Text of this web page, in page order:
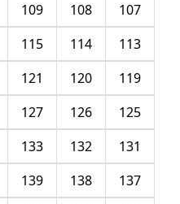
107
108
109
113
114
115
119
120
121
125
126
127
131
132
133
137
138
139